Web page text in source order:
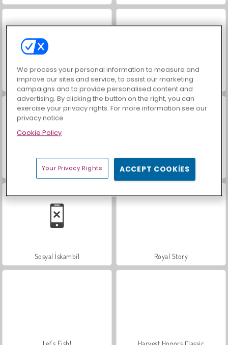
Masha and the Bear: Meadows Scala 40
Trollface Quest: USA 2 Farm Merge Valley
Sosyal İskambil Royal Story
Let's Fish! Harvest Honors Classic
We process your personal information to measure and
improve our sites and service, to assist our marketing
campaigns and to provide personalised content and
advertising. By clicking the button on the right, you can
exercise your privacy rights. For more information see our
privacy notice
Cookie Policy
Your Privacy Rights ACCEPT COOKIES